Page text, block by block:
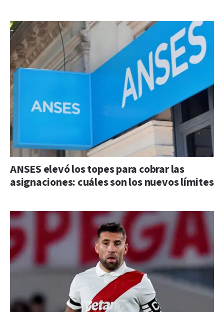
ANSES elevó los topes para cobrar las
asignaciones: cuáles son los nuevos límites